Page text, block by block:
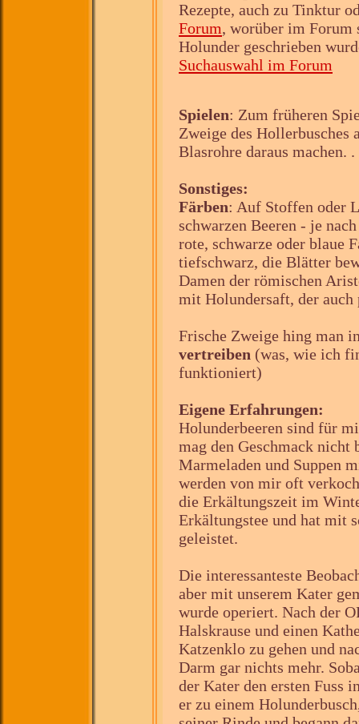
Rezepte, auch zu Tinktur
Forum, worüber im Forum
Holunder geschrieben
Suchauswahl im Forum
Spielen: Zum früheren
Zweige des Hollerbusches
Blasrohre daraus machen. .
Sonstiges:
Färben: Auf Stoffen oder
schwarzen Beeren - je
rote, schwarze oder blaue
tiefschwarz, die Blätter
Damen der römischen
mit Holundersaft, der
Frische Zweige hing man
vertreiben (was, wie ich
funktioniert)
Eigene Erfahrungen:
Holunderbeeren sind für
mag den Geschmack nicht
Marmeladen und Suppen
werden von mir oft
die Erkältungszeit im
Erkältungstee und hat mit
geleistet.
Die interessanteste
aber mit unserem Kater
wurde operiert. Nach der
Halskrause und einen
Katzenklo zu gehen und
Darm gar nichts mehr.
der Kater den ersten Fuss
er zu einem